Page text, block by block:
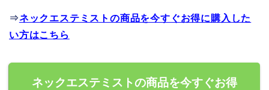
⇒ネックエステミストの商品を今すぐお得に購入した
い方はこちら
ネックエステミストの商品を今すぐお得